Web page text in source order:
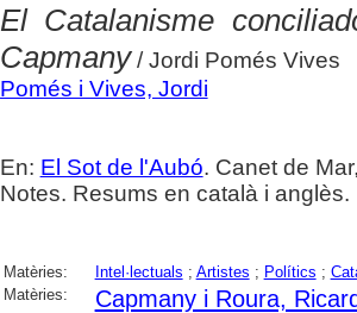
El Catalanisme
Capmany/ Jordi Pomés Vives
Pomés i Vives, Jordi
En: El Sot de l'Aubó. Canet de
Notes. Resums en català i anglès.
Matèries: Intel·lectuals ; Artistes ; Polítics ;
Matèries:
Capmany i Roura,